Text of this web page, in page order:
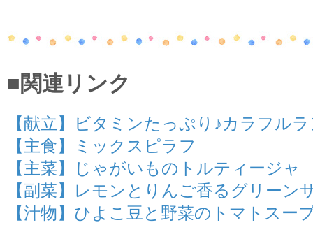
■関連リンク
【献立】ビタミンたっぷり♪カラフル
【主食】ミックスピラフ
【主菜】じゃがいものトルティージャ
【副菜】レモンとりんご香るグリーン
【汁物】ひよこ豆と野菜のトマトスー